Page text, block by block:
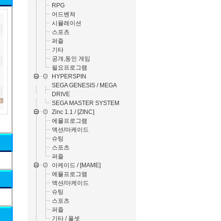
RPG
어드벤쳐
시뮬레이션
스포츠
퍼즐
기타
공개,동인 게임
필요프로그램
HYPERSPIN
SEGA GENESIS / MEGA
DRIVE
SEGA MASTER SYSTEM
Zinc 1.1 / [ZINC]
에뮬프로그램
액션/아케이드
슈팅
스포츠
퍼즐
아케이드 / [MAME]
에뮬프로그램
액션/아케이드
슈팅
스포츠
퍼즐
기타 / 풀셋